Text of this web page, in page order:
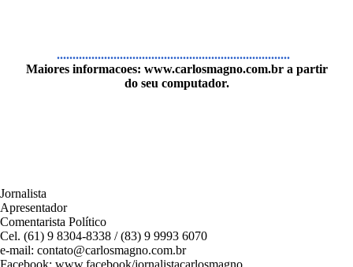
..........................................................................
Maiores informacoes: www.carlosmagno.com.bra partir
do seu computador.
Jornalista
Apresentador
Comentarista Político
Cel. (61) 9 8304-8338 / (83) 9 9993 6070
e-mail: contato@carlosmagno.com.br
Facebook: www.facebook/jornalistacarlosmagno